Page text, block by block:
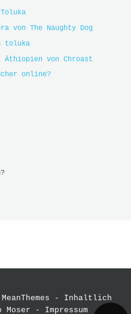
von The Naughty Dog
toluka
Äthiopien von Chroast
online?
MeanThemes - Inhaltlich
Moser - Impressum